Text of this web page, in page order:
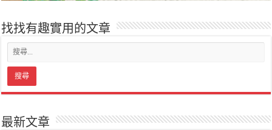
找找有趣實用的文章
最新文章